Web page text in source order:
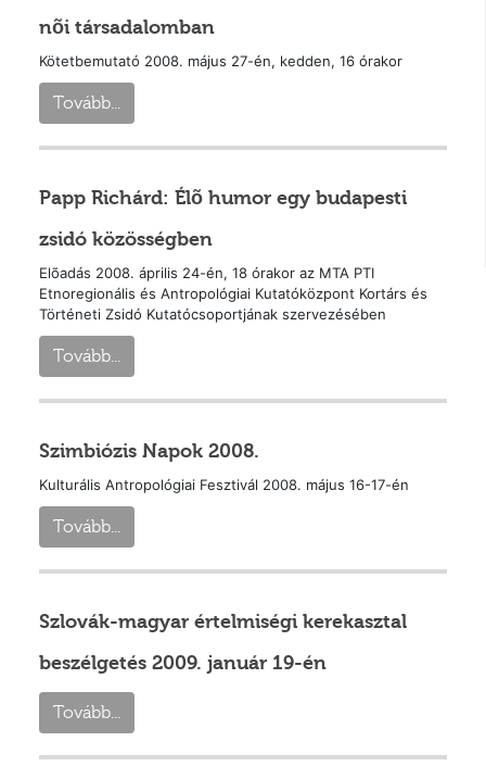
nõi társadalomban
Kötetbemutató 2008. május 27-én, kedden, 16 órakor
Tovább...
Papp Richárd: Élõ humor egy budapesti
zsidó közösségben
Elõadás 2008. április 24-én, 18 órakor az MTA PTI
Etnoregionális és Antropológiai Kutatóközpont Kortárs és
Történeti Zsidó Kutatócsoportjának szervezésében
Tovább...
Szimbiózis Napok 2008.
Kulturális Antropológiai Fesztivál 2008. május 16-17-én
Tovább...
Szlovák-magyar értelmiségi kerekasztal
beszélgetés 2009. január 19-én
Tovább...